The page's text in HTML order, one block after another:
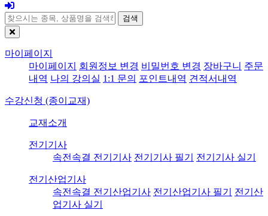
검색
마이페이지
마이페이지
회원정보 변경 비밀번호 변경 장바구니 주문
내역 나의 강의실 1:1 문의 포인트내역 견적서내역
수강신청 (종이교재)
교재소개
전기기사
속전속결 전기기사 전기기사 필기 전기기사 실기
전기산업기사
속전속결 전기산업기사 전기산업기사 필기
전기산
업기사 실기